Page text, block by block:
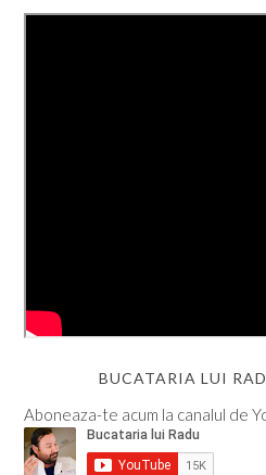
BUCATARIA LUI
Aboneaza-te acum la canalul de